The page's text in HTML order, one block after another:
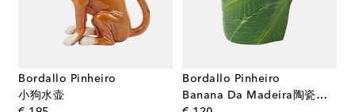
Bordallo Pinheiro
小狗水壶
Bordallo Pinheiro
Banana Da Madeira陶瓷水壶